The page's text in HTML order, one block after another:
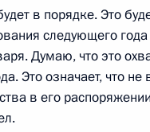
к решению самых
в порядке. Это
следующего
Думаю, что это
Это означает, что
в его